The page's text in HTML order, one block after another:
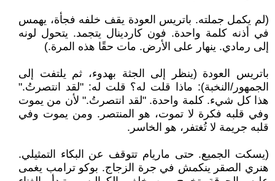
(لم يكمل جملته. باتريس العودة يقف خلفه فجأة، يهمس
في أذنه كلمة واحدة. فون كاردينال يتجمد. يتحول لونه
إلى رمادي. ينهار على الأرض. مات حقًا هذه المرة.)
باتريس العودة (ينظر إلى الجثة بهدوء، ثم يلتفت إلى
الجمهور/النخبة): ماذا قلت له؟ قلت له: "لقد انتصرتُ."
هذا كل شيء. كلمة واحدة. "لقد انتصرتُ." لأن من يموت
وفي قلبه فكرة لا تموت، هو المنتصر. ومن يموت وفي
قلبه جريمة لا تُغتفر، هو الخاسر.
(يسكت الجميع. حتى ماريام تتوقف عن البكاء التمثيلي.
هنري الصقر ينكمش في جرة الزجاج. بوكو ترامب يغمى